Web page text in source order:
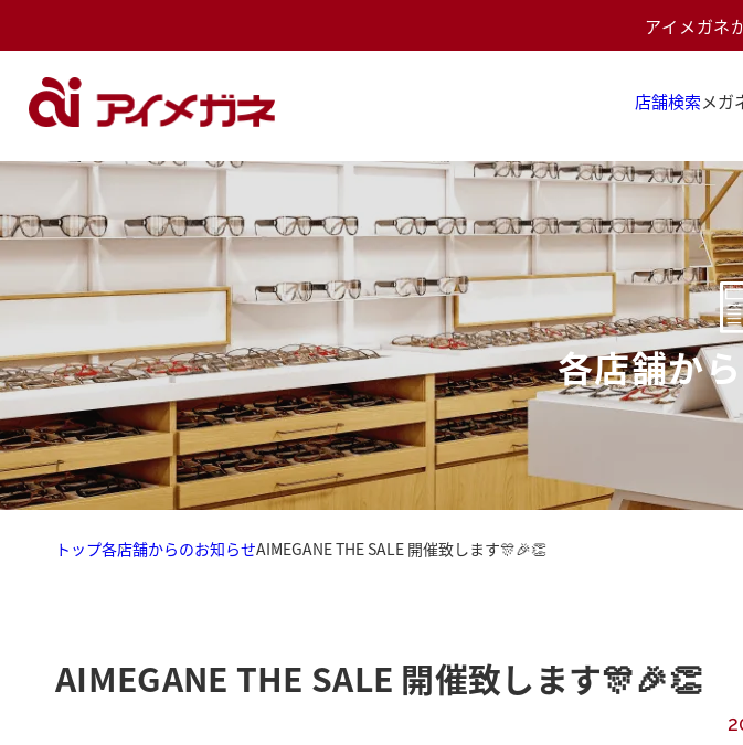
アイメガネ
店舗検索メガ
各店舗か
トップ各店舗からのお知らせAIMEGANE THE SALE 開催致します🎊🎉👏
AIMEGANE THE SALE 開催致します🎊🎉👏